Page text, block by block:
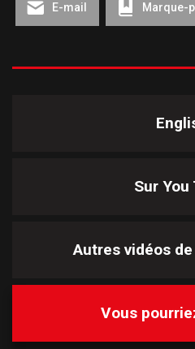
E-mail Marque-
Sur You
Autres vidéos
Vous